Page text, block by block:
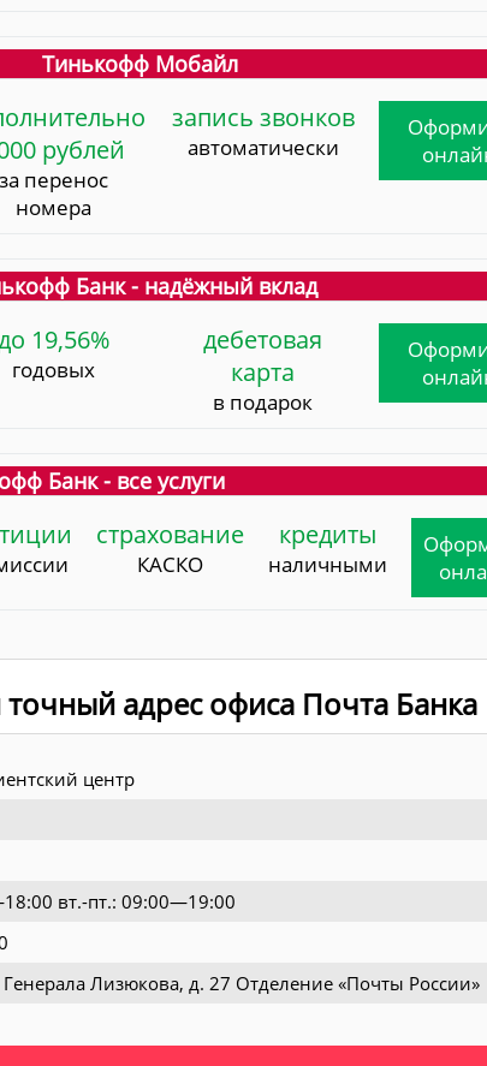
Тинькофф Мобайл
рублей
за перенос
номера
запись звонков
автоматически
Банк - надёжный вклад
19,56%
годовых
дебетовая
карта
в подарок
Банк - все услуги
страхование
КАСКО
кредиты
наличными
адрес офиса Почта Банка
центр
вт.-пт.: 09:00—19:00
Лизюкова, д. 27 Отделение «Почты России»